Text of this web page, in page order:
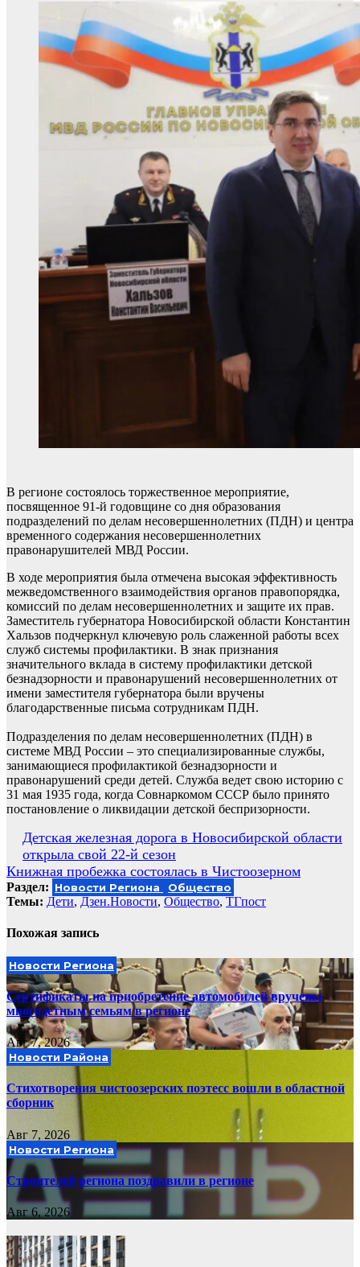
В регионе состоялось торжественное мероприятие,
посвященное 91-й годовщине со дня образования
подразделений по делам несовершеннолетних (ПДН) и центра
временного содержания несовершеннолетних
правонарушителей МВД России.
В ходе мероприятия была отмечена высокая эффективность
межведомственного взаимодействия органов правопорядка,
комиссий по делам несовершеннолетних и защите их прав.
Заместитель губернатора Новосибирской области Константин
Хальзов подчеркнул ключевую роль слаженной работы всех
служб системы профилактики. В знак признания
значительного вклада в систему профилактики детской
безнадзорности и правонарушений несовершеннолетних от
имени заместителя губернатора были вручены
благодарственные письма сотрудникам ПДН.
Подразделения по делам несовершеннолетних (ПДН) в
системе МВД России – это специализированные службы,
занимающиеся профилактикой безнадзорности и
правонарушений среди детей. Служба ведет свою историю с
31 мая 1935 года, когда Совнаркомом СССР было принято
постановление о ликвидации детской беспризорности.
Навигация
по
записям
Детская железная дорога в Новосибирской области
открыла свой 22-й сезон
Книжная пробежка состоялась в Чистоозерном
Раздел: Новости Региона Общество
Темы: Дети, Дзен.Новости, Общество, ТГпост
Похожая запись
Новости Региона
Сертификаты на приобретение автомобилей вручены
многодетным семьям в регионе
Авг 7, 2026
Новости Района
Стихотворения чистоозерских поэтесс вошли в областной
сборник
Авг 7, 2026
Новости Региона
Строителей региона поздравили в регионе
Авг 6, 2026